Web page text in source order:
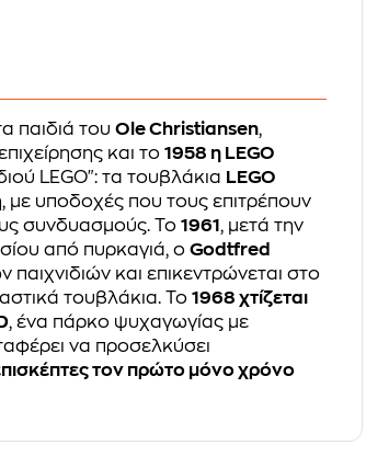
παιδιά τουOle Christiansen,
και το1958 η LEGO
LEGO": τα τουβλάκια LEGO
με υποδοχές που τους επιτρέπουν
συνδυασμούς. Το1961, μετά την
από πυρκαγιά, οGodtfred
και επικεντρώνεται στο
τουβλάκια. Το1968 χτίζεται
, ένα πάρκο ψυχαγωγίας με
να προσελκύσει
τον πρώτο μόνο χρόνο